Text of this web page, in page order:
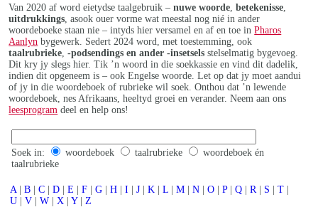
Van 2020 af word eietydse taalgebruik –nuwe woorde ,betekenisse
uitdrukkings , asook ouer vorme wat meestal nog nié in ander
woordeboeke staan nie – intyds hier versamel en af en toe inPharos
Aanlyn bygewerk. Sedert 2024 word, met toestemming, ook
taalrubrieke ,-podsendings en ander -insetsels stelselmatig bygevoeg.
Dit kry jy slegs hier. Tik ’n woord in die soekkassie en vind dit dadelik,
indien dit opgeneem is – ook Engelse woorde. Let op dat jy moet aandui
of jy in die woordeboek of rubrieke wil soek. Onthou dat ’n lewende
woordeboek, nes Afrikaans, heeltyd groei en verander. Neem aan ons
leesprogram deel en help ons!
Soek in: woordeboek taalrubrieke
woordeboek én
taalrubrieke
A | B | C | D | E | F | G | H | I | J | K | L | M | N | O | P | Q | R | S | T |
U | V | W | X | Y | Z